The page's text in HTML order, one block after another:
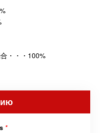
・・・100%
*